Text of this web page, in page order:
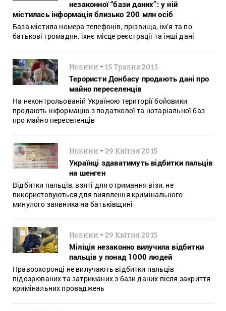
незаконної “бази даних”: у ній
містилась інформація близько 200 млн осіб
База містила номера телефонів, прізвища, ім’я та по
батькові громадян, їхнє місце реєстрації та інші дані
Новини -15 Травня 2015
Терористи Донбасу продають дані про
майно переселенців
На неконтрольованій Україною території бойовики
продають інформацію з податкової та нотаріальної баз
про майно переселенців
Новини -29 Квітня 2015
Українці здаватимуть відбитки пальців
на шенген
Відбитки пальців, взяті для отримання візи, не
використовуються для виявлення кримінального
минулого заявника на батьківщині
Новини -29 Квітня 2015
Міліція незаконно вилучила відбитки
пальців у понад 1000 людей
Правоохоронці не вилучають відбитки пальців
підозрюваних та затриманих з бази даних після закриття
кримінальних проваджень